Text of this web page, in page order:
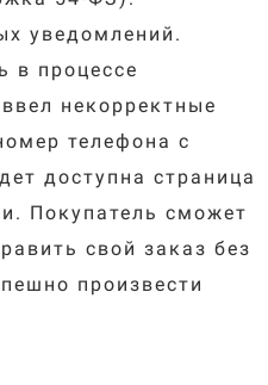
уведомлений.
в процессе
некорректные
телефона с
доступна страница
Покупатель сможет
свой заказ без
произвести